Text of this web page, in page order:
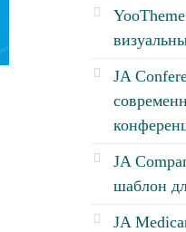
JA
JA
шаблон
JA